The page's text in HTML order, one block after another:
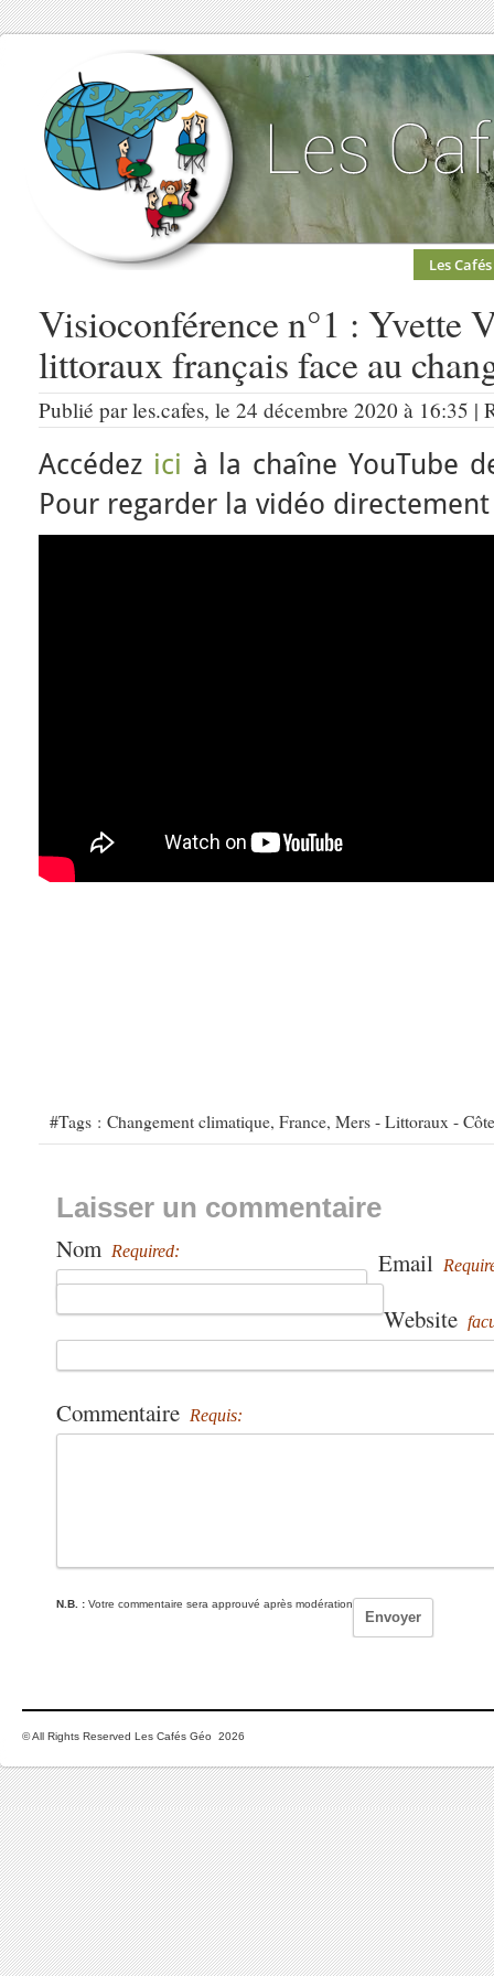
Les Cafés
Visioconférence n°1 : Yvette
littoraux français face au
Publié par les.cafes, le 24 décembre 2020 à 16:35 |
Accédez ici à la chaîne YouTube
Pour regarder la vidéo directement
#Tags : Changement climatique, France, Mers - Littoraux -
Laisser un commentaire
Nom Required: Email
Website
Commentaire Requis:
N.B. : Votre commentaire sera approuvé après modération
© All Rights Reserved Les Cafés Géo 2026